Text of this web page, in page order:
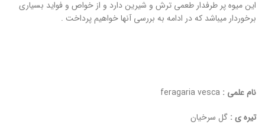
این میوه پر طرفدار طعمی ترش و شیرین دارد و از خواص و فواید بسیاری
برخوردار میباشد که در ادامه به بررسی آنها خواهیم پرداخت .
نام علمی :
تیره ی : گل سرخیان